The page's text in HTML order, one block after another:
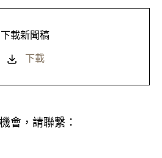
下載新聞稿
下載
會，請聯繫：